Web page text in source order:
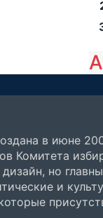
в июне
Комитета
но
и